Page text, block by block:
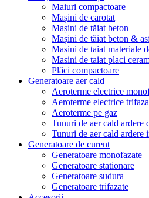
Maiuri compactoare
Mașini de carotat
Mașini de tăiat beton
Mașini de tăiat beton &
Masini de taiat materiale
Masini de taiat placi
Plăci compactoare
Generatoare aer cald
Aeroterme electrice
Aeroterme electrice
Aeroterme pe gaz
Tunuri de aer cald ardere
Tunuri de aer cald ardere
Generatoare de curent
Generatoare monofazate
Generatoare stationare
Generatoare sudura
Generatoare trifazate